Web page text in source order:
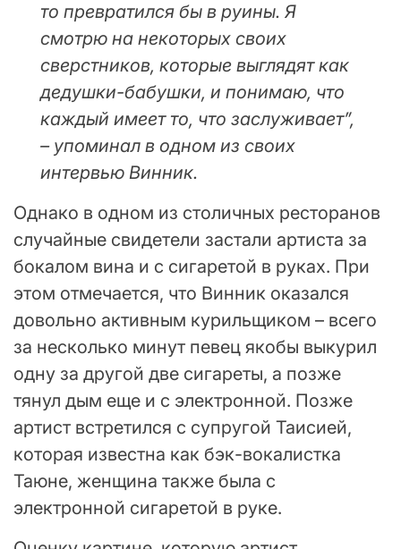
то превратился бы в руины. Я
смотрю на некоторых своих
сверстников, которые выглядят как
дедушки-бабушки, и понимаю, что
каждый имеет то, что заслуживает”,
– упоминал в одном из своих
интервью Винник.
Однако в одном из столичных ресторанов
случайные свидетели застали артиста за
бокалом вина и с сигаретой в руках. При
этом отмечается, что Винник оказался
довольно активным курильщиком – всего
за несколько минут певец якобы выкурил
одну за другой две сигареты, а позже
тянул дым еще и с электронной. Позже
артист встретился с супругой Таисией,
которая известна как бэк-вокалистка
Таюне, женщина также была с
электронной сигаретой в руке.